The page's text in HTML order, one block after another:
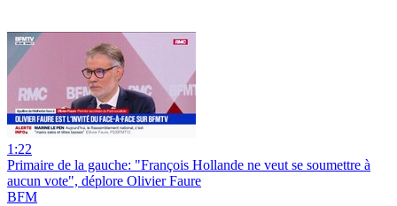
1:22
Primaire de la gauche: "François Hollande ne veut se soumettre à
aucun vote", déplore Olivier Faure
BFM